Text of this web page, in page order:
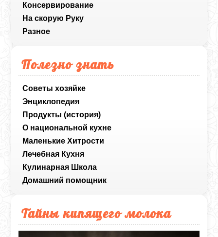
Консервирование
На скорую Руку
Разное
Полезно знать
Советы хозяйке
Энциклопедия
Продукты (история)
О национальной кухне
Маленькие Хитрости
Лечебная Кухня
Кулинарная Школа
Домашний помощник
Тайны кипящего молока